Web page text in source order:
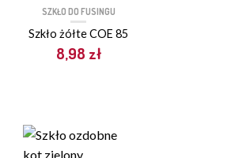
SZKŁO DO FUSINGU
Szkło żółte COE 85
8,98 zł